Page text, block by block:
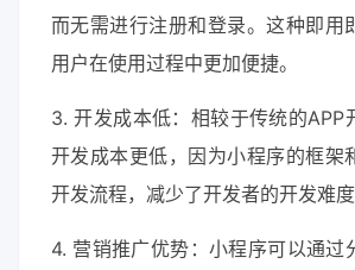
而无需进行注册和登录。这种即用
用户在使用过程中更加便捷。
3. 开发成本低：相较于传统的APP
开发成本更低，因为小程序的框架
开发流程，减少了开发者的开发难度
4. 营销推广优势：小程序可以通过